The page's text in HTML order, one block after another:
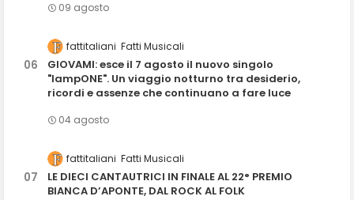
09 agosto
fattitaliani Fatti Musicali
GIOVAMI: esce il 7 agosto il nuovo singolo
"lampONE". Un viaggio notturno tra desiderio,
ricordi e assenze che continuano a fare luce
04 agosto
fattitaliani Fatti Musicali
LE DIECI CANTAUTRICI IN FINALE AL 22° PREMIO
BIANCA D’APONTE, DAL ROCK AL FOLK